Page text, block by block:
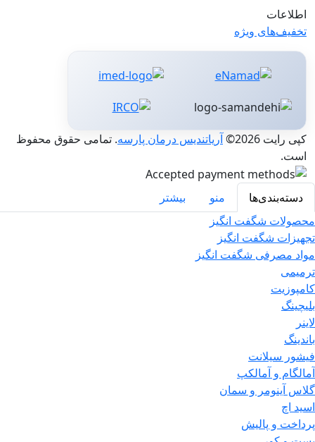
اطلاعات
تخفیف‌های ویژه
کپی رایت 2026© آریاتندیس درمان پارسه. تمامی حقوق محفوظ
است.
دسته‌بندی‌ها منو
بیشتر
محصولات شگفت انگیز
تجهیزات شگفت انگیز
مواد مصرفی شگفت انگیز
ترمیمی
کامپوزیت
بلیچینگ
لاینر
باندینگ
فیشور سیلانت
آمالگام و آمالکپ
گلاس آینومر و سمان
اسید اچ
پرداخت و پالیش